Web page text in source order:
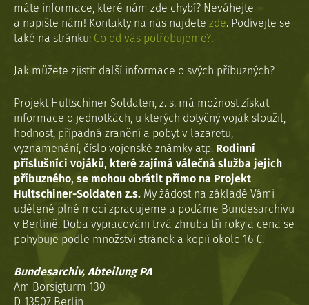
máte informace, které nám zde chybí? Neváhejte
a napište nám! Kontakty na nás najdete zde. Podívejte se
také na stránku: Co od vás potřebujeme?.
Jak můžete zjistit další informace o svých příbuzných?
Projekt Hultschiner-Soldaten, z. s. má možnost získat
informace o jednotkách, u kterých dotyčný voják sloužil,
hodnost, případná zranění a pobyt v lazaretu,
vyznamenání, číslo vojenské známky atp. Rodinní
příslušníci vojáků, které zajímá válečná služba jejich
příbuzného, se mohou obrátit přímo na Projekt
Hultschiner-Soldaten z.s. My žádost na základě Vámi
udělené plné moci zpracujeme a podáme Bundesarchivu
v Berlíně. Doba vypracováni trvá zhruba tři roky a cena se
pohybuje podle množství stránek a kopií okolo 16 €.
Bundesarchiv, Abteilung PA
Am Borsigturm 130
D-13507 Berlin